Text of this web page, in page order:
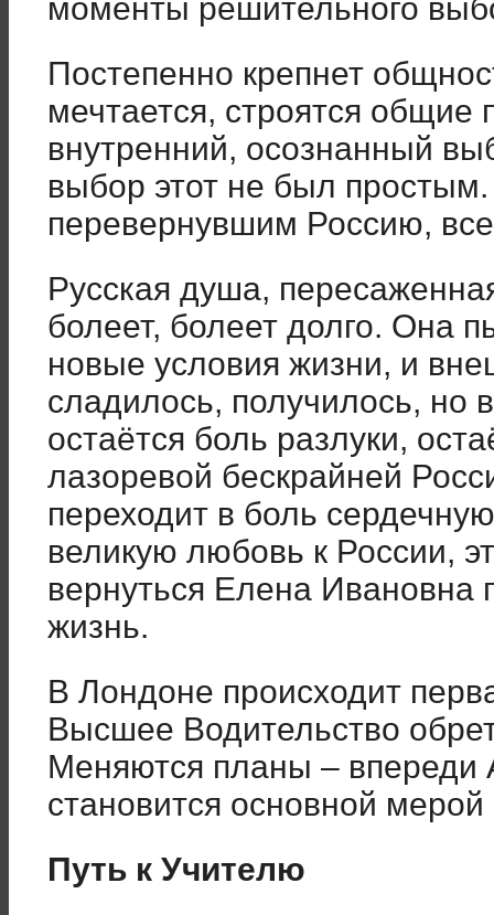
моменты решительного
Постепенно крепнет
мечтается, строятся
внутренний, осознанный
выбор этот не был
перевернувшим Россию,
Русская душа,
болеет, болеет долго. Она
новые условия жизни, и
сладилось, получилось, но
остаётся боль разлуки,
лазоревой бескрайней
переходит в боль
великую любовь к России,
вернуться Елена Ивановна
жизнь.
В Лондоне происходит
Высшее Водительство
Меняются планы –
становится основной
Путь к Учителю